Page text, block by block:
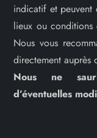
indicatif et peuvent
lieux ou conditions
Nous vous
directement auprès
Nous ne
d’éventuelles